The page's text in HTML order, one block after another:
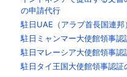
の申請代行
駐日UAE（アラブ首長国連
駐日ミャンマー大使館領事認
駐日マレーシア大使館領事認
駐日タイ王国大使館領事認証